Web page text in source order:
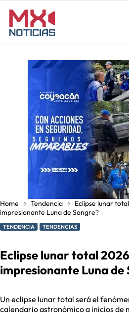
Home Tendencia
Eclipse lunar
impresionante Luna de Sangre?
TENDENCIA TENDENCIAS
Eclipse lunar total
impresionante Luna de
Un eclipse lunar total será el
calendario astronómico a inicios de